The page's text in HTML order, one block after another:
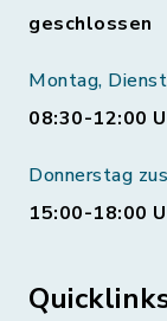
geschlossen
Montag,
08:30-12:00
Donnerstag
15:00-18:00